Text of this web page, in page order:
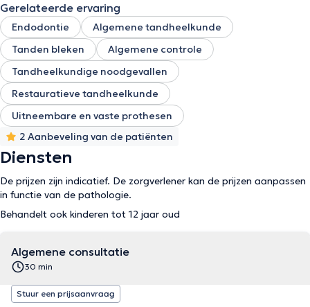
Gerelateerde ervaring
Endodontie
Algemene tandheelkunde
Tanden bleken
Algemene controle
Tandheelkundige noodgevallen
Restauratieve tandheelkunde
Uitneembare en vaste prothesen
2 Aanbeveling van de patiënten
Diensten
De prijzen zijn indicatief. De zorgverlener kan de prijzen aanpassen
in functie van de pathologie.
Behandelt ook kinderen tot 12 jaar oud
Algemene consultatie
30 min
Stuur een prijsaanvraag